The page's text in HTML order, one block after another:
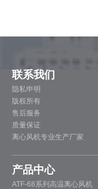
联系我们
隐私申明
版权所有
售后服务
质量保证
离心风机专业生产厂家
产品中心
ATF-68系列高温离心风机